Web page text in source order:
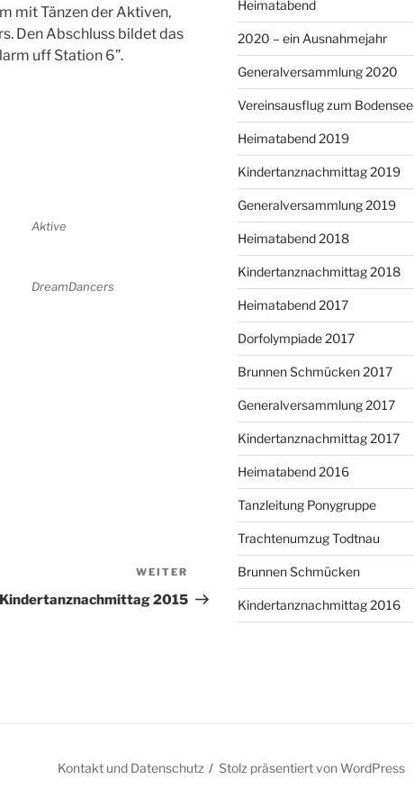
mit Tänzen der Aktiven,
Den Abschluss bildet das
uff Station 6”.
Aktive
DreamDancers
Nächster
Beitrag
WEITER
Kindertanznachmittag 2015
Heimatabend
2020 – ein Ausnahmejahr
Generalversammlung 2020
Vereinsausflug zum Bodensee
Heimatabend 2019
Kindertanznachmittag 2019
Generalversammlung 2019
Heimatabend 2018
Kindertanznachmittag 2018
Heimatabend 2017
Dorfolympiade 2017
Brunnen Schmücken 2017
Generalversammlung 2017
Kindertanznachmittag 2017
Heimatabend 2016
Tanzleitung Ponygruppe
Trachtenumzug Todtnau
Brunnen Schmücken
Kindertanznachmittag 2016
Kontakt und Datenschutz Stolz präsentiert von WordPress